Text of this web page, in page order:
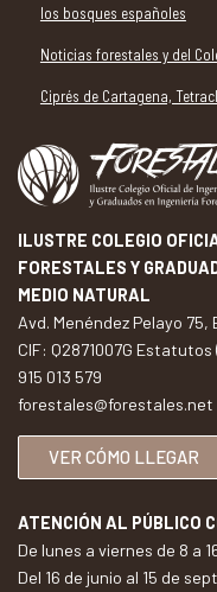
los bosques españoles
Noticias forestales y del
Ciprés de Cartagena,
ILUSTRE COLEGIO
FORESTALES Y
MEDIO NATURAL
Avd. Menéndez Pelayo 75,
CIF: Q2871007G Estatutos
915 013 579
forestales@forestales.net
VER CÓMO LLEGAR
ATENCIÓN AL PÚBLICO
De lunes a viernes de 8 a
Del 16 de junio al 15 de